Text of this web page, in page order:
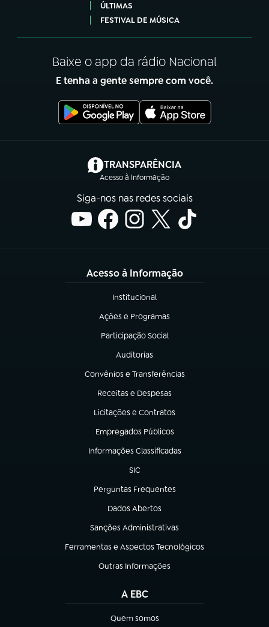
ÚLTIMAS
FESTIVAL DE MÚSICA
Baixe o app da rádio Nacional
E tenha a gente sempre com você.
TRANSPARÊNCIA
Acesso à Informação
(abre em nova aba)
Siga-nos nas redes sociais
Acesso à Informação
Institucional
(abre em nova aba)
Ações e Programas
(abre em nova aba)
Participação Social
(abre em nova aba)
Auditorias
(abre em nova aba)
Convênios e Transferências
(abre em nova aba)
Receitas e Despesas
(abre em nova aba)
Licitações e Contratos
(abre em nova aba)
Empregados Públicos
(abre em nova aba)
Informações Classificadas
(abre em nova aba)
SIC
(abre em nova aba)
Perguntas Frequentes
(abre em nova aba)
Dados Abertos
(abre em nova aba)
Sanções Administrativas
(abre em nova aba)
Ferramentas e Aspectos Tecnológicos
(abre em nova aba)
Outras Informações
(abre em nova aba)
A EBC
Quem somos
(abre em nova aba)